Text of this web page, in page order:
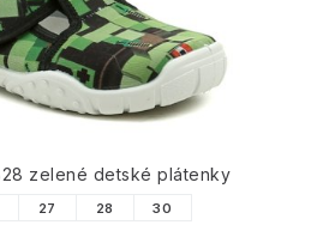
zelené detské plátenky
27 28 30